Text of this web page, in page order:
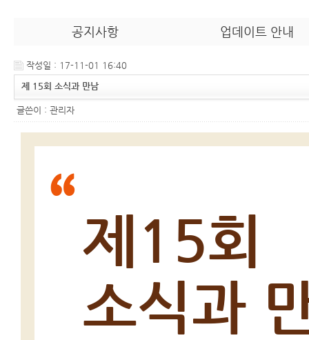
공지사항 업데이트 안내
작성일 : 17-11-01 16:40
제 15회 소식과 만남
글쓴이 : 관리자
“제15회
소식과